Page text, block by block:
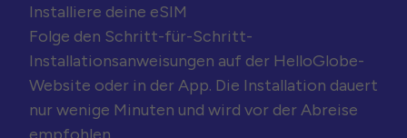
Installiere deine eSIM
Folge den Schritt-für-Schritt-
Installationsanweisungen auf der HelloGlobe-
Website oder in der App. Die Installation dauert
nur wenige Minuten und wird vor der Abreise